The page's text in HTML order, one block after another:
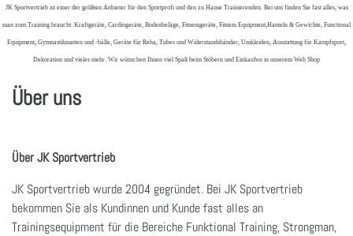
JK Sportvertrieb ist einer der größten Anbieter für den Sportprofi und den zu Hause Trainierenden. Bei uns finden Sie fast alles, was
man zum Training braucht: Kraftgeräte, Cardiogeräte, Bodenbeläge, Fitnessgeräte, Fitness Equipment,Hanteln & Gewichte, Functional
Equipment, Gymnastikmatten und -bälle, Geräte für Reha, Tubes und Widerstandsbänder, Umkleiden, Ausstattung für Kampfsport,
Dekoration und vieles mehr. Wir wünschen Ihnen viel Spaß beim Stöbern und Einkaufen in unserem Web Shop
Über uns
Über JK Sportvertrieb
JK Sportvertrieb wurde 2004 gegründet. Bei JK Sportvertrieb
bekommen Sie als Kundinnen und Kunde fast alles an
Trainingsequipment für die Bereiche Funktional Training, Strongman,